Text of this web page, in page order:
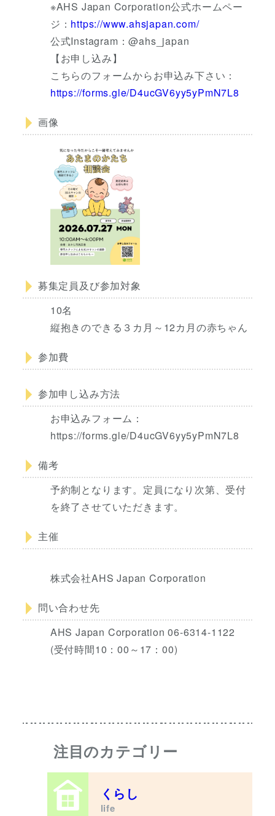
※AHS Japan Corporation公式ホームペー
ジ： https://www.ahsjapan.com/
公式Instagram：@ahs_japan
【お申し込み】
こちらのフォームからお申込み下さい：
https://forms.gle/D4ucGV6yy5yPmN7L8
画像
募集定員及び参加対象
10名
縦抱きのできる３カ月～12カ月の赤ちゃん
参加費
参加申し込み方法
お申込みフォーム：
https://forms.gle/D4ucGV6yy5yPmN7L8
備考
予約制となります。定員になり次第、受付
を終了させていただきます。
主催
株式会社AHS Japan Corporation
問い合わせ先
AHS Japan Corporation 06-6314-1122
(受付時間10：00～17：00)
注目のカテゴリー
くらし
life